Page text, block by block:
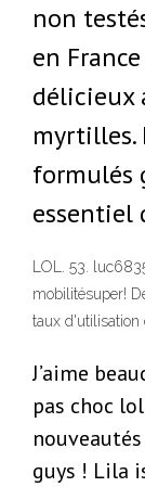
non
en
délicieux
myrtilles.
formulés
essentiel
LOL. 53.
mobilitésuper!
taux d'utilisation
J’aime
pas choc
guys ! Lila